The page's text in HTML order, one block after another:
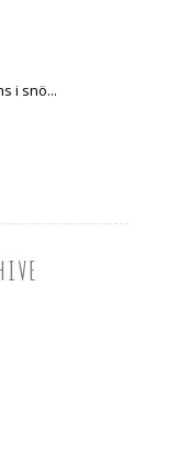
i snö...